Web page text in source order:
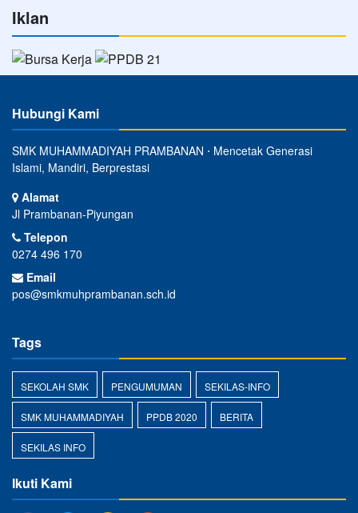
Iklan
Hubungi Kami
SMK MUHAMMADIYAH PRAMBANAN ⋅ Mencetak Generasi
Islami, Mandiri, Berprestasi
Alamat
Jl Prambanan-Piyungan
Telepon
0274 496 170
Email
pos@smkmuhprambanan.sch.id
Tags
SEKOLAH SMK PENGUMUMAN SEKILAS-INFO
SMK MUHAMMADIYAH PPDB 2020 BERITA
SEKILAS INFO
Ikuti Kami